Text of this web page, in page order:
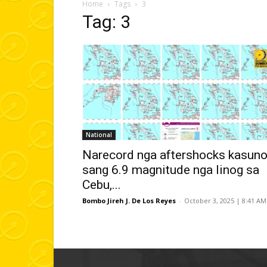
Home Tags 3
Tag: 3
National
Narecord nga aftershocks
sang 6.9 magnitude nga linog sa
Cebu,...
Bombo Jireh J. De Los Reyes - October 3, 2025 | 8:41 AM